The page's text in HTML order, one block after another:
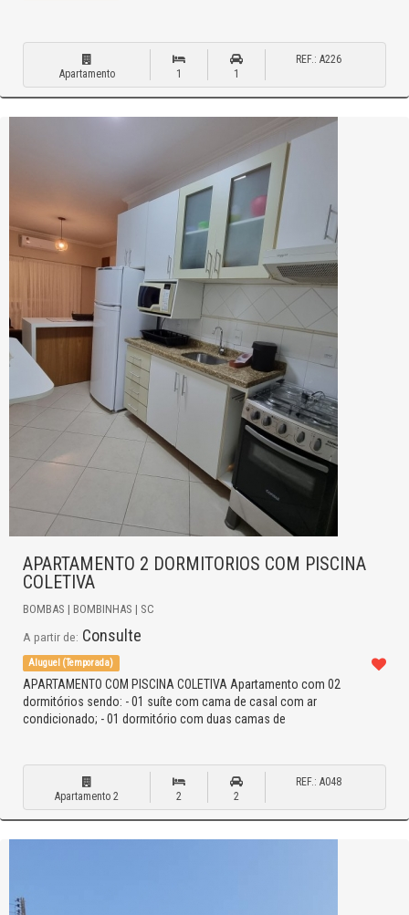
Apartamento 1 1
REF.: A226
APARTAMENTO 2 DORMITORIOS COM PISCINA
COLETIVA
BOMBAS | BOMBINHAS | SC
A partir de: Consulte
Aluguel (Temporada)
APARTAMENTO COM PISCINA COLETIVA Apartamento com 02
dormitórios sendo: - 01 suíte com cama de casal com ar
condicionado; - 01 dormitório com duas camas de
Apartamento 2 2 2
REF.: A048